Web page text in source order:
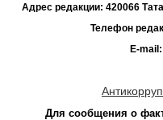
Адрес редакции: 420066
Телефон
E-
Для сообщения о